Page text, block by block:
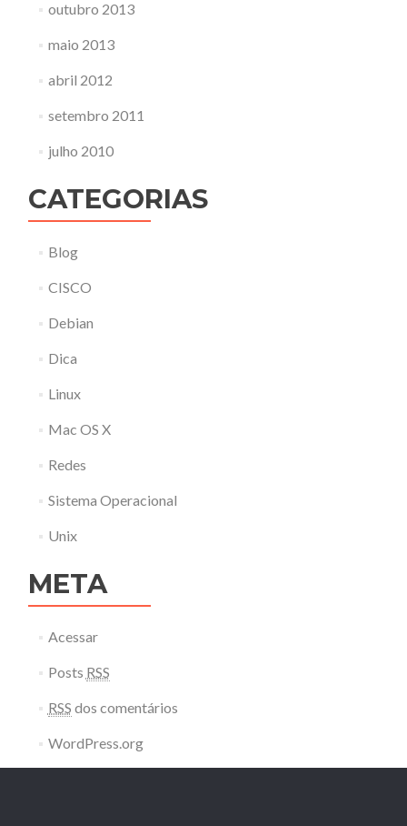
outubro 2013
maio 2013
abril 2012
setembro 2011
julho 2010
CATEGORIAS
Blog
CISCO
Debian
Dica
Linux
Mac OS X
Redes
Sistema Operacional
Unix
META
Acessar
Posts RSS
RSS dos comentários
WordPress.org